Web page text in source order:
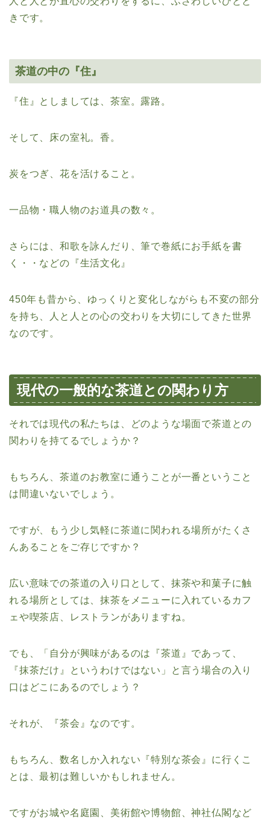
きです。
茶道の中の『住』
『住』としましては、茶室。露路。
そして、床の室礼。香。
炭をつぎ、花を活けること。
一品物・職人物のお道具の数々。
さらには、和歌を詠んだり、筆で巻紙にお手紙を書
く・・などの『生活文化』
450年も昔から、ゆっくりと変化しながらも不変の部分
を持ち、人と人との心の交わりを大切にしてきた世界
なのです。
現代の一般的な茶道との関わり方
それでは現代の私たちは、どのような場面で茶道との
関わりを持てるでしょうか？
もちろん、茶道のお教室に通うことが一番ということ
は間違いないでしょう。
ですが、もう少し気軽に茶道に関われる場所がたくさ
んあることをご存じですか？
広い意味での茶道の入り口として、抹茶や和菓子に触
れる場所としては、抹茶をメニューに入れているカフ
ェや喫茶店、レストランがありますね。
でも、「自分が興味があるのは『茶道』であって、
『抹茶だけ』というわけではない」と言う場合の入り
口はどこにあるのでしょう？
それが、『茶会』なのです。
もちろん、数名しか入れない『特別な茶会』に行くこ
とは、最初は難しいかもしれません。
ですがお城や名庭園、美術館や博物館、神社仏閣など